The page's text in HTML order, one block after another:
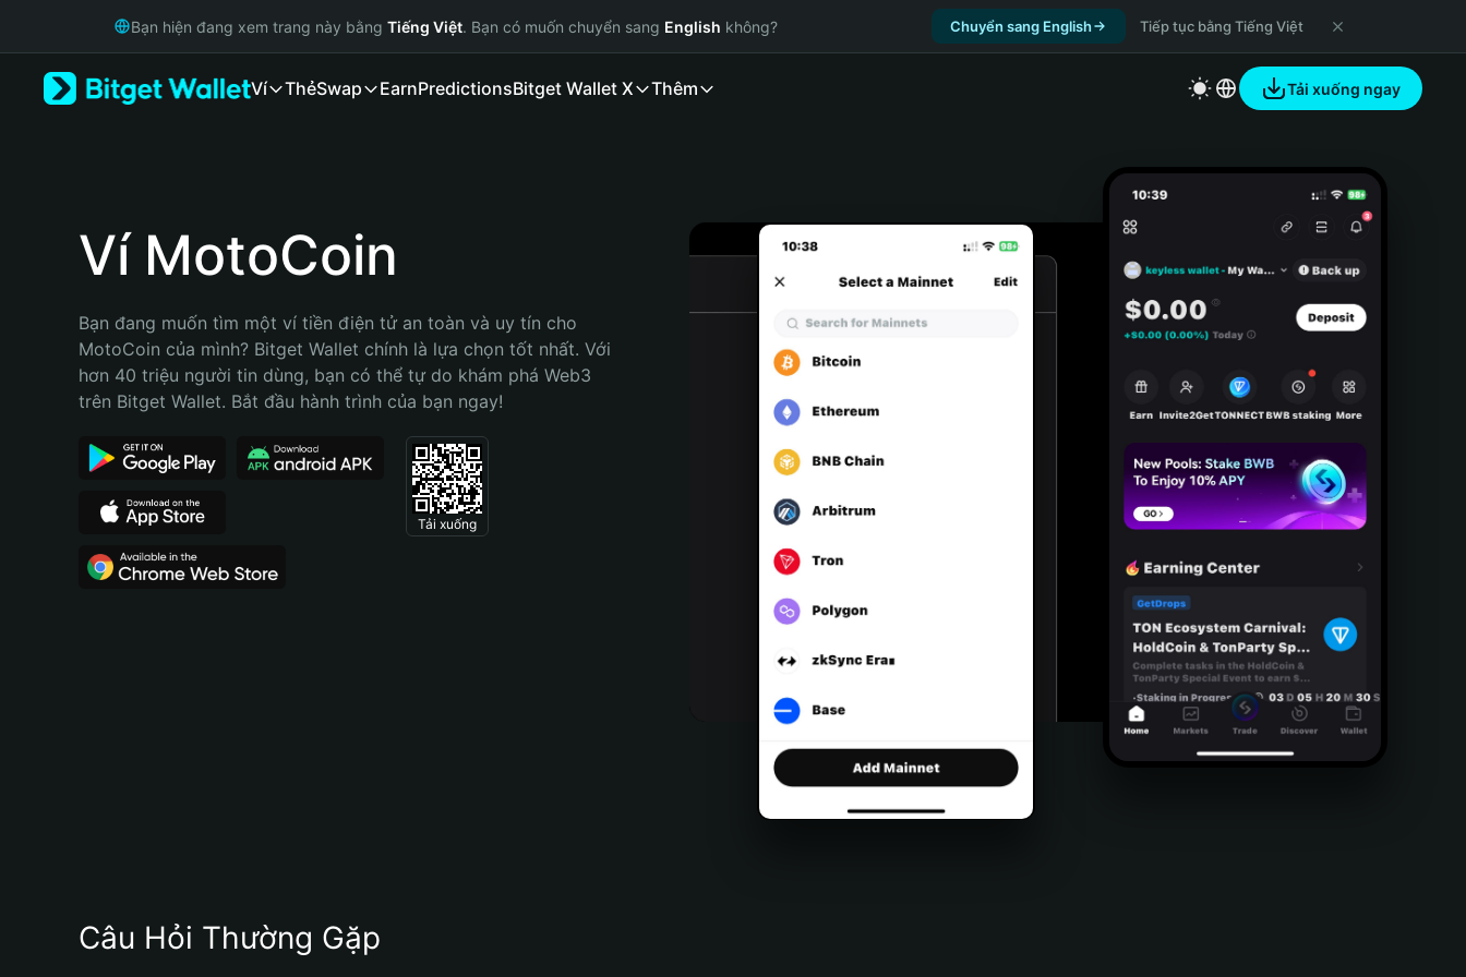
Русский
Bahasa Indonesia
Português (Brasil)
Bạn hiện đang xem trang này bằng Tiếng Việt. Bạn có muốn chuyển sang English không? Chuyển sang English Tiếp tục bằng Tiếng Việt
Ví ThẻSwap EarnPredictionsBitget Wallet X Thêm Tải xuống ngay
Ví MotoCoin
Bạn đang muốn tìm một ví tiền điện tử an toàn và uy tín cho
MotoCoin của mình? Bitget Wallet chính là lựa chọn tốt nhất. Với
hơn 40 triệu người tin dùng, bạn có thể tự do khám phá Web3
trên Bitget Wallet. Bắt đầu hành trình của bạn ngay!
Tải xuống
Câu Hỏi Thường Gặp